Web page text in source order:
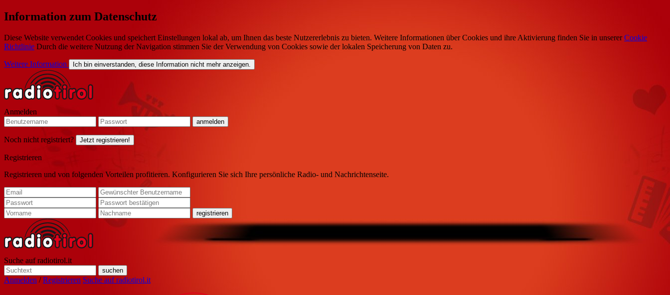
Information zum Datenschutz
Diese Website verwendet Cookies und speichert Einstellungen lokal ab, um Ihnen das beste Nutzererlebnis zu bieten. Weitere Informationen über Cookies und ihre Aktivierung finden Sie in unsererCookie
Richtlinie Durch die weitere Nutzung der Navigation stimmen Sie der Verwendung von Cookies sowie der lokalen Speicherung von Daten zu.
Weitere Information Ich bin einverstanden, diese Information nicht mehr anzeigen.
Anmelden
Noch nicht registriert? Jetzt registrieren!
Registrieren
Registrieren und von folgenden Vorteilen profitieren. Konfigurieren Sie sich Ihre persönliche Radio- und Nachrichtenseite.
Suche auf radiotirol.it
Anmelden /Registrieren Suche auf radiotirol.it